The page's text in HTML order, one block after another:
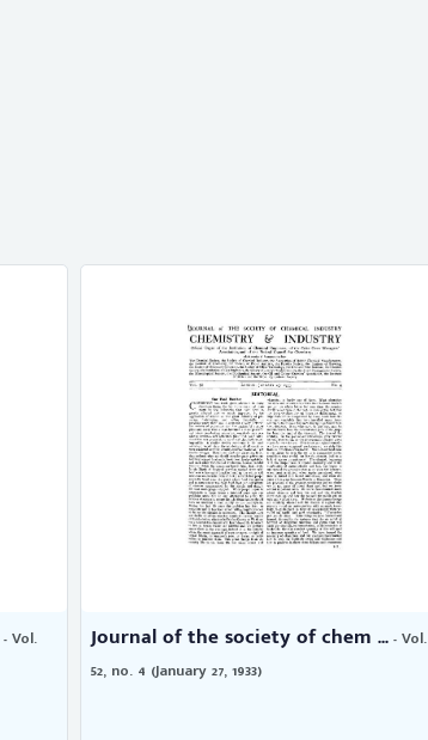
- Vol.
Journal of the society of chem ...- Vol.
52, no. 4 (January 27, 1933)